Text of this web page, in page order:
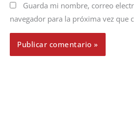
Guarda mi nombre, correo
navegador para la próxima vez que